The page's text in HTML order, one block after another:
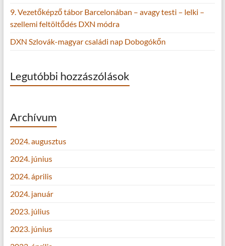
9. Vezetőképző tábor Barcelonában – avagy testi – lelki –
szellemi feltöltődés DXN módra
DXN Szlovák-magyar családi nap Dobogókőn
Legutóbbi hozzászólások
Archívum
2024. augusztus
2024. június
2024. április
2024. január
2023. július
2023. június